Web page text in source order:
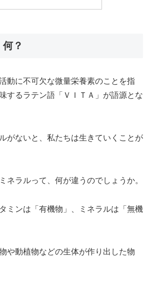
？
動に不可欠な微量栄養素のことを指
するラテン語「ＶＩＴＡ」が語源とな
がないと、私たちは生きていくことが
ネラルって、何が違うのでしょうか。
ミンは「有機物」、ミネラルは「無機
や動植物などの生体が作り出した物